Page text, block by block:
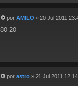
e
por AMILO » 20 Jul 2011
80-20
por astro » 21 Jul 2011 12:14